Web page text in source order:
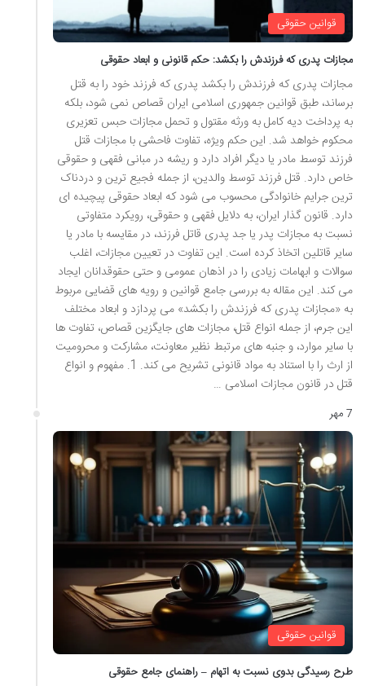
قوانین حقوقی
مجازات پدری که فرزندش را بکشد: حکم قانونی و ابعاد حقوقی
مجازات پدری که فرزندش را بکشد پدری که فرزند خود را به قتل
برساند، طبق قوانین جمهوری اسلامی ایران قصاص نمی شود، بلکه
به پرداخت دیه کامل به ورثه مقتول و تحمل مجازات حبس تعزیری
محکوم خواهد شد. این حکم ویژه، تفاوت فاحشی با مجازات قتل
فرزند توسط مادر یا دیگر افراد دارد و ریشه در مبانی فقهی و حقوقی
خاص دارد. قتل فرزند توسط والدین، از جمله فجیع ترین و دردناک
ترین جرایم خانوادگی محسوب می شود که ابعاد حقوقی پیچیده ای
دارد. قانون گذار ایران، به دلایل فقهی و حقوقی، رویکرد متفاوتی
نسبت به مجازات پدر یا جد پدری قاتل فرزند، در مقایسه با مادر یا
سایر قاتلین اتخاذ کرده است. این تفاوت در تعیین مجازات، اغلب
سوالات و ابهامات زیادی را در اذهان عمومی و حتی حقوقدانان ایجاد
می کند. این مقاله به بررسی جامع قوانین و رویه های قضایی مربوط
به «مجازات پدری که فرزندش را بکشد» می پردازد و ابعاد مختلف
این جرم، از جمله انواع قتل، مجازات های جایگزین قصاص، تفاوت ها
با سایر موارد، و جنبه های مرتبط نظیر معاونت، مشارکت و محرومیت
از ارث را با استناد به مواد قانونی تشریح می کند. 1. مفهوم و انواع
قتل در قانون مجازات اسلامی …
7 مهر
قوانین حقوقی
طرح رسیدگی بدوی نسبت به اتهام – راهنمای جامع حقوقی